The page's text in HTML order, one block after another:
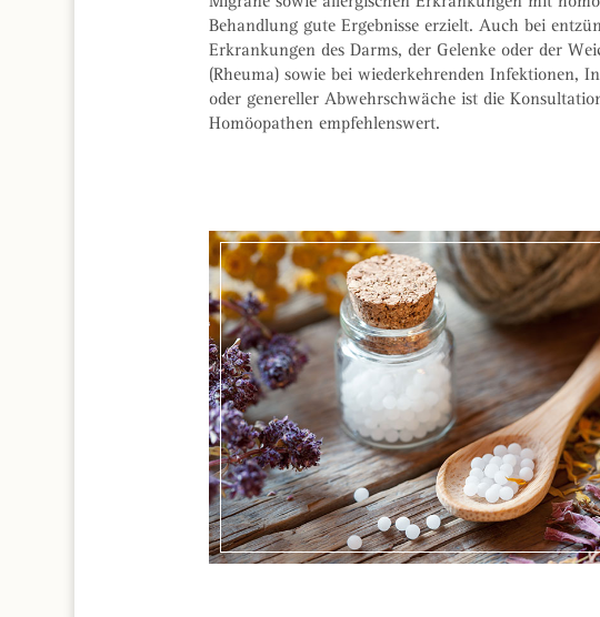
Behandlung gute Ergebnisse erzielt. Auch bei
Erkrankungen des Darms, der Gelenke oder der
(Rheuma) sowie bei wiederkehrenden Infektionen,
oder genereller Abwehrschwäche ist die
Homöopathen empfehlenswert.